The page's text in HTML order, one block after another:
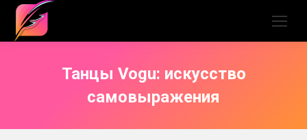
Танцы Vogu: искусство
самовыражения